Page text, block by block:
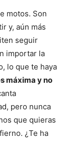
motos. Son
y, aún más
seguir
importar la
lo que te haya
máxima y no
pero nunca
que quieras
¿Te ha